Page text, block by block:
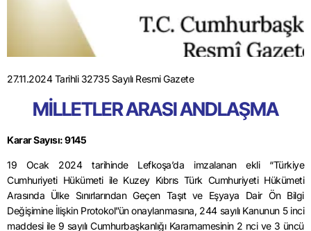
27.11.2024 Tarihli 32735 Sayılı Resmi Gazete
MİLLETLER ARASI ANDLAŞMA
Karar Sayısı: 9145
19 Ocak 2024 tarihinde Lefkoşa’da imzalanan ekli “Türkiye
Cumhuriyeti Hükümeti ile Kuzey Kıbrıs Türk Cumhuriyeti Hükümeti
Arasında Ülke Sınırlarından Geçen Taşıt ve Eşyaya Dair Ön Bilgi
Değişimine İlişkin Protokol”ün onaylanmasına, 244 sayılı Kanunun 5 inci
maddesi ile 9 sayılı Cumhurbaşkanlığı Kararnamesinin 2 nci ve 3 üncü